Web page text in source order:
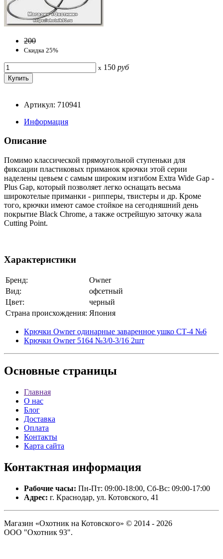
200
Скидка 25%
x 150 руб
Артикул: 710941
Информация
Описание
Помимо классической прямоугольной ступеньки для
фиксации пластиковых приманок крючки этой серии
наделены цевьем с самым широким изгибом Extra Wide Gap -
Plus Gap, который позволяет легко оснащать весьма
широкотелые приманки - рипперы, твистеры и др. Кроме
того, крючки имеют самое стойкое на сегодняшний день
покрытие Black Chrome, а также острейшую заточку жала
Cutting Point.
Характеристики
Бренд:
Owner
Вид:
офсетный
Цвет:
черный
Страна происхождения: Япония
Крючки Owner одинарные заваренное ушко СТ-4 №6
Крючки Owner 5164 №3/0-3/16 2шт
Основные страницы
Главная
О нас
Блог
Доставка
Оплата
Контакты
Карта сайта
Контактная информация
Рабочие часы: Пн-Пт: 09:00-18:00, Сб-Вс: 09:00-17:00
Адрес: г. Краснодар, ул. Котовского, 41
Магазин «Охотник на Котовского» © 2014 - 2026
ООО "Охотник 93".